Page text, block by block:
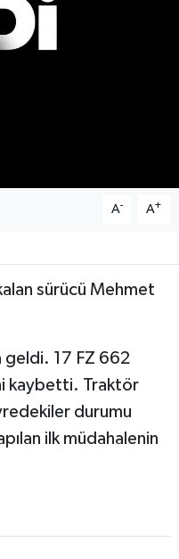
A- A+
sürücü Mehmet
geldi. 17 FZ 662
kaybetti. Traktör
durumu
ilk müdahalenin